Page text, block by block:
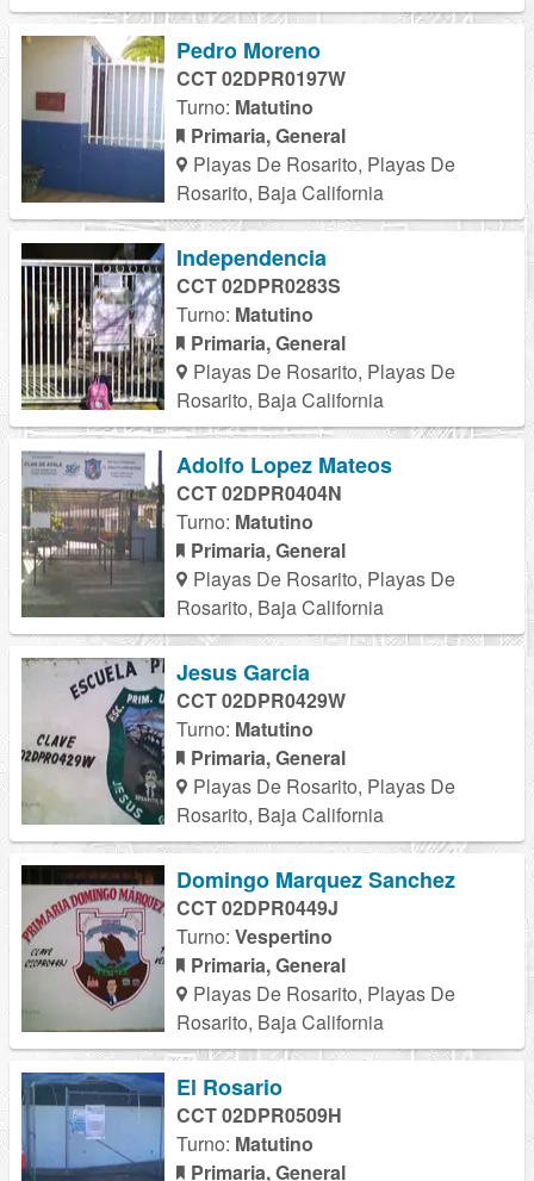
Pedro Moreno
CCT 02DPR0197W
Turno: Matutino
Primaria, General
Playas De Rosarito, Playas De
Rosarito, Baja California
Independencia
CCT 02DPR0283S
Turno: Matutino
Primaria, General
Playas De Rosarito, Playas De
Rosarito, Baja California
Adolfo Lopez Mateos
CCT 02DPR0404N
Turno: Matutino
Primaria, General
Playas De Rosarito, Playas De
Rosarito, Baja California
Jesus Garcia
CCT 02DPR0429W
Turno: Matutino
Primaria, General
Playas De Rosarito, Playas De
Rosarito, Baja California
Domingo Marquez Sanchez
CCT 02DPR0449J
Turno: Vespertino
Primaria, General
Playas De Rosarito, Playas De
Rosarito, Baja California
El Rosario
CCT 02DPR0509H
Turno: Matutino
Primaria, General